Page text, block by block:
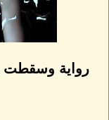
رواية وسقطت